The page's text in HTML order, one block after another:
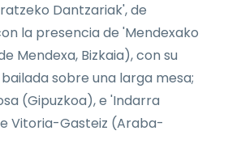
Dantzariak', de
la presencia de 'Mendexako
Mendexa, Bizkaia), con su
sobre una larga mesa;
(Gipuzkoa), e 'Indarra
Vitoria-Gasteiz (Araba-